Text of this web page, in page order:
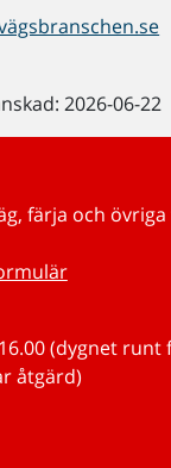
2026-06-22
färja och
(dygnet
åtgärd)